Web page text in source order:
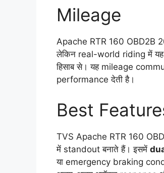
Mileage
Apache RTR 160 OBD2B
लेकिन real-world riding में
हिसाब से। यह mileage
performance देती है।
Best
TVS Apache RTR 160
में standout बनाते हैं। इसमें
या emergency braking